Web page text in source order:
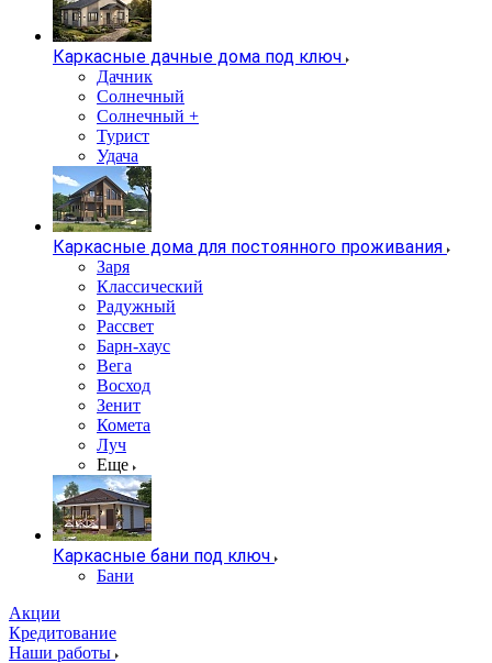
Каркасные дачные дома под ключ
Дачник
Солнечный
Солнечный +
Турист
Удача
Каркасные дома для постоянного проживания
Заря
Классический
Радужный
Рассвет
Барн-хаус
Вега
Восход
Зенит
Комета
Луч
Еще
Каркасные бани под ключ
Бани
Акции
Кредитование
Наши работы